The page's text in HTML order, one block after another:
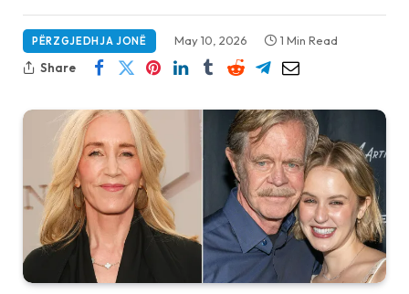
PËRZGJEDHJA JONË May 10, 2026
1 Min Read
Share